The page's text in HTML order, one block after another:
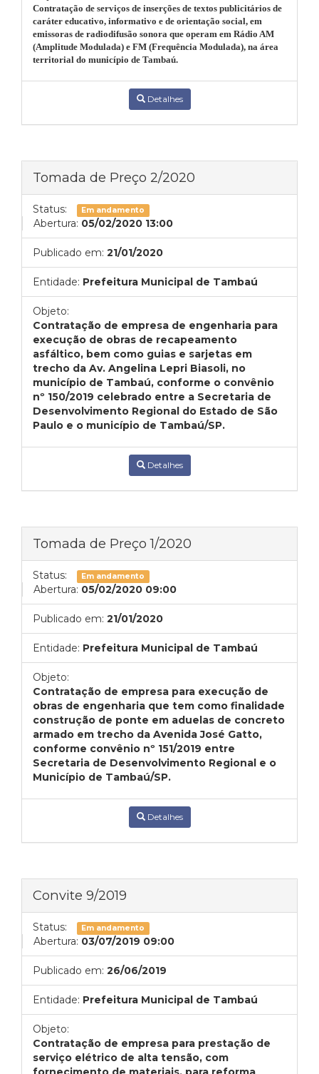
Contratação de serviços de inserções de textos publicitários de
caráter educativo, informativo e de orientação social, em
emissoras de radiodifusão sonora que operam em Rádio AM
(Amplitude Modulada) e FM (Frequência Modulada), na área
territorial do município de Tambaú.
Detalhes
Tomada de Preço 2/2020
Status: Em andamento
Abertura: 05/02/2020 13:00
Publicado em: 21/01/2020
Entidade: Prefeitura Municipal de Tambaú
Objeto:
Contratação de empresa de engenharia para
execução de obras de recapeamento
asfáltico, bem como guias e sarjetas em
trecho da Av. Angelina Lepri Biasoli, no
município de Tambaú, conforme o convênio
nº 150/2019 celebrado entre a Secretaria de
Desenvolvimento Regional do Estado de São
Paulo e o município de Tambaú/SP.
Detalhes
Tomada de Preço 1/2020
Status: Em andamento
Abertura: 05/02/2020 09:00
Publicado em: 21/01/2020
Entidade: Prefeitura Municipal de Tambaú
Objeto:
Contratação de empresa para execução de
obras de engenharia que tem como finalidade
construção de ponte em aduelas de concreto
armado em trecho da Avenida José Gatto,
conforme convênio nº 151/2019 entre
Secretaria de Desenvolvimento Regional e o
Município de Tambaú/SP.
Detalhes
Convite 9/2019
Status: Em andamento
Abertura: 03/07/2019 09:00
Publicado em: 26/06/2019
Entidade: Prefeitura Municipal de Tambaú
Objeto:
Contratação de empresa para prestação de
serviço elétrico de alta tensão, com